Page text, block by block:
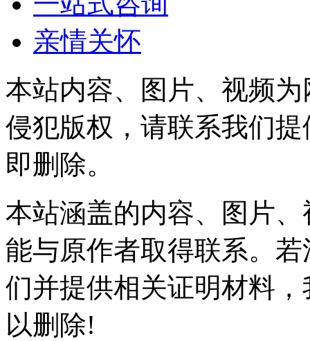
亲情关怀
本站内容、图片、视频
侵犯版权，请联系我们
即删除。
本站涵盖的内容、图片
能与原作者取得联系。
们并提供相关证明材料
以删除!